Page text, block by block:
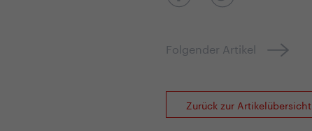
Folgender Artikel
Zurück zur Artikelübersicht